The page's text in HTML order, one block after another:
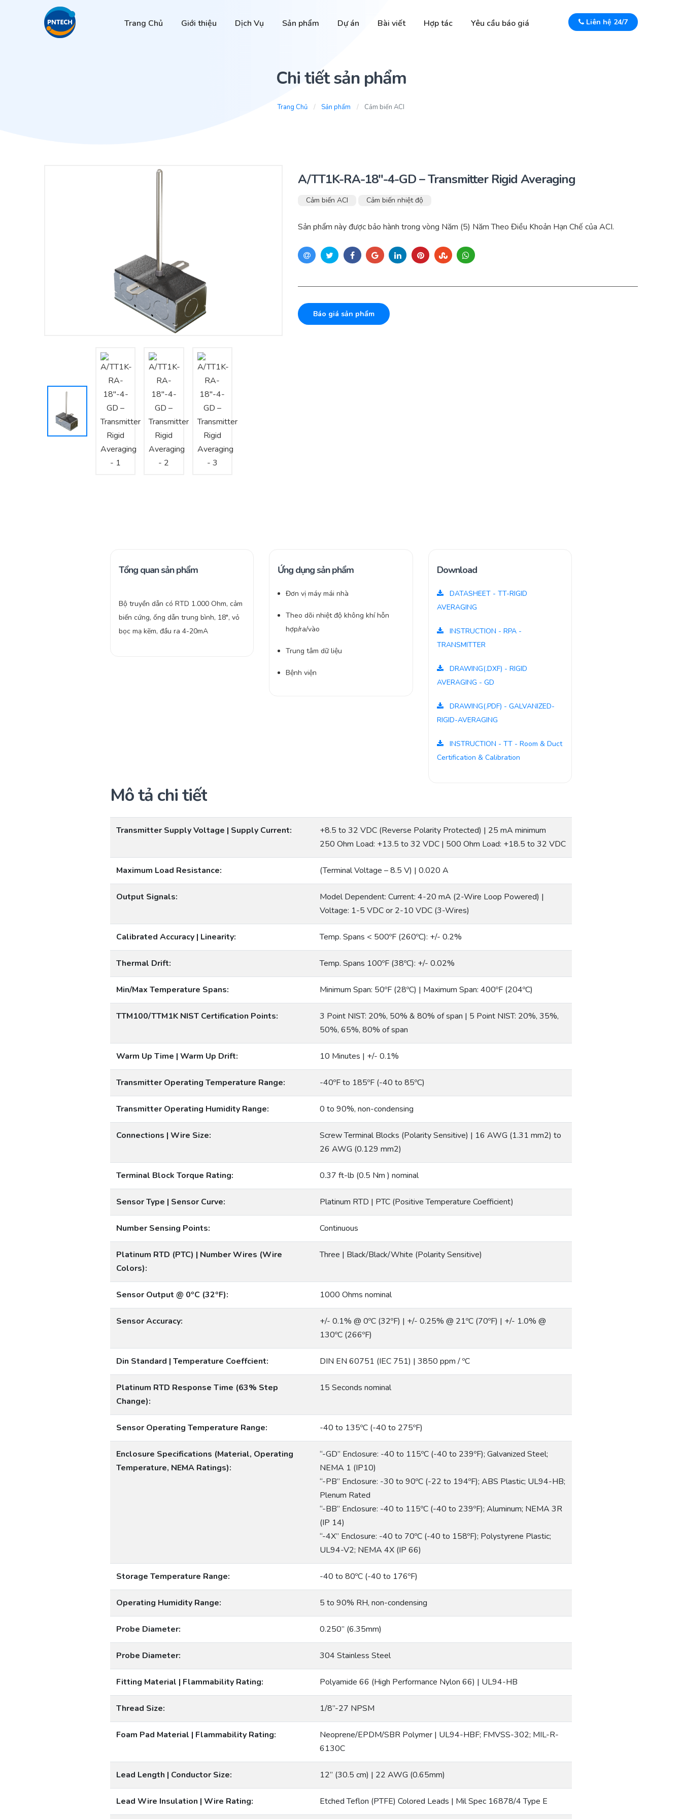
Trang Chủ Giới thiệu Dịch Vụ Sản phẩm Dự án Bài viết Hợp tác Yêu cầu báo giá Liên hệ 24/7
Chi tiết sản phẩm
Trang Chủ Sản phẩm Cảm biến ACI
A/TT1K-RA-18″-4-GD – Transmitter Rigid Averaging
Cảm biến ACI Cảm biến nhiệt độ
Sản phẩm này được bảo hành trong vòng Năm (5) Năm Theo Điều Khoản Hạn Chế của ACI.
Báo giá sản phẩm
Tổng quan sản phẩm
Bộ truyền dẫn có RTD 1.000 Ohm, cảm
biến cứng, ống dẫn trung bình, 18″, vỏ
bọc mạ kẽm, đầu ra 4-20mA
Ứng dụng sản phẩm
Đơn vị máy mái nhà
Theo dõi nhiệt độ không khí hỗn
hợp/ra/vào
Trung tâm dữ liệu
Bệnh viện
Download
DATASHEET - TT-RIGID
AVERAGING
INSTRUCTION - RPA -
TRANSMITTER
DRAWING(.DXF) - RIGID
AVERAGING - GD
DRAWING(.PDF) - GALVANIZED-
RIGID-AVERAGING
INSTRUCTION - TT - Room & Duct
Certification & Calibration
Mô tả chi tiết
Transmitter Supply Voltage | Supply Current:
+8.5 to 32 VDC (Reverse Polarity Protected) | 25 mA minimum
250 Ohm Load: +13.5 to 32 VDC | 500 Ohm Load: +18.5 to 32 VDC
Maximum Load Resistance: (Terminal Voltage – 8.5 V) | 0.020 A
Output Signals:
Model Dependent: Current: 4-20 mA (2-Wire Loop Powered) |
Voltage: 1-5 VDC or 2-10 VDC (3-Wires)
Calibrated Accuracy | Linearity: Temp. Spans < 500ºF (260ºC): +/- 0.2%
Thermal Drift: Temp. Spans 100ºF (38ºC): +/- 0.02%
Min/Max Temperature Spans: Minimum Span: 50ºF (28ºC) | Maximum Span: 400ºF (204ºC)
TTM100/TTM1K NIST Certification Points:
3 Point NIST: 20%, 50% & 80% of span | 5 Point NIST: 20%, 35%,
50%, 65%, 80% of span
Warm Up Time | Warm Up Drift: 10 Minutes | +/- 0.1%
Transmitter Operating Temperature Range: -40ºF to 185ºF (-40 to 85ºC)
Transmitter Operating Humidity Range: 0 to 90%, non-condensing
Connections | Wire Size:
Screw Terminal Blocks (Polarity Sensitive) | 16 AWG (1.31 mm2) to
26 AWG (0.129 mm2)
Terminal Block Torque Rating: 0.37 ft-lb (0.5 Nm ) nominal
Sensor Type | Sensor Curve: Platinum RTD | PTC (Positive Temperature Coefficient)
Number Sensing Points: Continuous
Platinum RTD (PTC) | Number Wires (Wire
Colors):
Three | Black/Black/White (Polarity Sensitive)
Sensor Output @ 0ºC (32ºF): 1000 Ohms nominal
Sensor Accuracy:
+/- 0.1% @ 0ºC (32ºF) | +/- 0.25% @ 21ºC (70ºF) | +/- 1.0% @
130ºC (266ºF)
Din Standard | Temperature Coeffcient: DIN EN 60751 (IEC 751) | 3850 ppm / ºC
Platinum RTD Response Time (63% Step
Change):
15 Seconds nominal
Sensor Operating Temperature Range: -40 to 135ºC (-40 to 275ºF)
Enclosure Specifications (Material, Operating
Temperature, NEMA Ratings):
“-GD” Enclosure: -40 to 115ºC (-40 to 239ºF); Galvanized Steel;
NEMA 1 (IP10)
“-PB” Enclosure: -30 to 90ºC (-22 to 194ºF); ABS Plastic; UL94-HB;
Plenum Rated
“-BB” Enclosure: -40 to 115ºC (-40 to 239ºF); Aluminum; NEMA 3R
(IP 14)
“-4X” Enclosure: -40 to 70ºC (-40 to 158ºF); Polystyrene Plastic;
UL94-V2; NEMA 4X (IP 66)
Storage Temperature Range: -40 to 80ºC (-40 to 176ºF)
Operating Humidity Range: 5 to 90% RH, non-condensing
Probe Diameter: 0.250” (6.35mm)
Probe Diameter: 304 Stainless Steel
Fitting Material | Flammability Rating: Polyamide 66 (High Performance Nylon 66) | UL94-HB
Thread Size: 1/8”-27 NPSM
Foam Pad Material | Flammability Rating:
Neoprene/EPDM/SBR Polymer | UL94-HBF; FMVSS-302; MIL-R-
6130C
Lead Length | Conductor Size: 12” (30.5 cm) | 22 AWG (0.65mm)
Lead Wire Insulation | Wire Rating: Etched Teflon (PTFE) Colored Leads | Mil Spec 16878/4 Type E